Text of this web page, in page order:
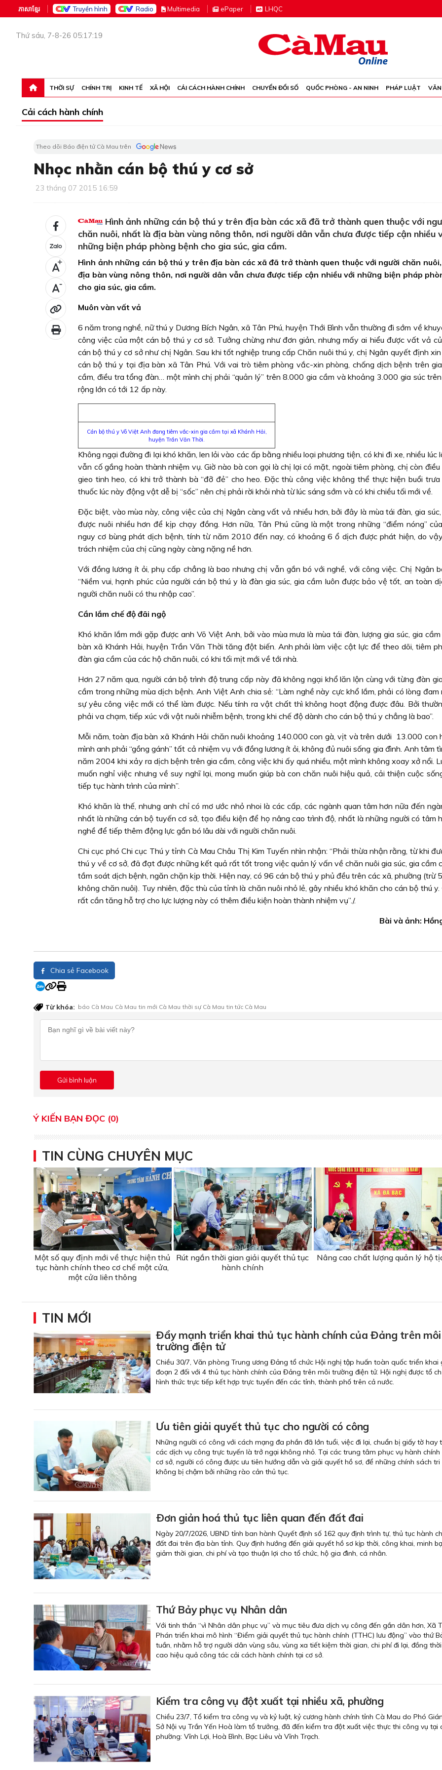
ភាសាខ្មែរ Truyền hình Radio Multimedia ePaper LHQC
Thứ sáu, 7-8-26 05:17:19
THỜI SỰ CHÍNH TRỊ KINH TẾ XÃ HỘI CẢI CÁCH HÀNH CHÍNH CHUYỂN ĐỔI SỐ QUỐC PHÒNG - AN NINH PHÁP LUẬT
Cải cách hành chính
Theo dõi Báo điện tử Cà Mau trên
Nhọc nhằn cán bộ thú y cơ sở
23 tháng 07 2015 16:59
+
-
Hình ảnh những cán bộ thú y trên địa bàn các xã đã trở thành quen thuộc với
chăn nuôi, nhất là địa bàn vùng nông thôn, nơi người dân vẫn chưa được tiếp cận nhiều
những biện pháp phòng bệnh cho gia súc, gia cầm.
Hình ảnh những cán bộ thú y trên địa bàn các xã đã trở thành quen thuộc với người chăn
địa bàn vùng nông thôn, nơi người dân vẫn chưa được tiếp cận nhiều với những biện pháp
cho gia súc, gia cầm.
Muôn vàn vất vả
6 năm trong nghề, nữ thú y Dương Bích Ngân, xã Tân Phú, huyện Thới Bình vẫn thường đi sớm về
công việc của một cán bộ thú y cơ sở. Tưởng chừng như đơn giản, nhưng mấy ai hiểu được vất vả
cán bộ thú y cơ sở như chị Ngân. Sau khi tốt nghiệp trung cấp Chăn nuôi thú y, chị Ngân quyết định
cán bộ thú y tại địa bàn xã Tân Phú. Với vai trò tiêm phòng vắc-xin phòng, chống dịch bệnh trên
cầm, điều tra tổng đàn… một mình chị phải “quản lý” trên 8.000 gia cầm và khoảng 3.000 gia súc
rộng lớn có tới 12 ấp này.
Cán bộ thú y Võ Việt Anh đang tiêm vắc-xin gia cầm tại xã Khánh Hải,
huyện Trần Văn Thời.
Không ngại đường đi lại khó khăn, len lỏi vào các ấp bằng nhiều loại phương tiện, có khi đi xe, nhiều lúc
vẫn cố gắng hoàn thành nhiệm vụ. Giờ nào bà con gọi là chị lại có mặt, ngoài tiêm phòng, chị còn
gieo tinh heo, có khi trở thành bà “đỡ đẻ” cho heo. Ðặc thù công việc không thể thực hiện buổi
thuốc lúc này động vật dễ bị “sốc” nên chị phải rời khỏi nhà từ lúc sáng sớm và có khi chiều tối mới về.
Ðặc biệt, vào mùa này, công việc của chị Ngân càng vất vả nhiều hơn, bởi đây là mùa tái đàn, gia
được nuôi nhiều hơn để kịp chạy đồng. Hơn nữa, Tân Phú cũng là một trong những “điểm nóng”
nguy cơ bùng phát dịch bệnh, tính từ năm 2010 đến nay, có khoảng 6 ổ dịch được phát hiện, do
trách nhiệm của chị cũng ngày càng nặng nề hơn.
Với đồng lương ít ỏi, phụ cấp chẳng là bao nhưng chị vẫn gắn bó với nghề, với công việc. Chị Ngân
“Niềm vui, hạnh phúc của người cán bộ thú y là đàn gia súc, gia cầm luôn được bảo vệ tốt, an toàn
người chăn nuôi có thu nhập cao”.
Cần lắm chế độ đãi ngộ
Khó khăn lắm mới gặp được anh Võ Việt Anh, bởi vào mùa mưa là mùa tái đàn, lượng gia súc, gia
bàn xã Khánh Hải, huyện Trần Văn Thời tăng đột biến. Anh phải làm việc cật lực để theo dõi, tiêm
đàn gia cầm của các hộ chăn nuôi, có khi tối mịt mới về tới nhà.
Hơn 27 năm qua, người cán bộ trình độ trung cấp này đã không ngại khổ lăn lộn cùng với từng đàn
cầm trong những mùa dịch bệnh. Anh Việt Anh chia sẻ: “Làm nghề này cực khổ lắm, phải có lòng
sự yêu công việc mới có thể làm được. Nếu tính ra vật chất thì không hoạt động được đâu. Bởi
phải va chạm, tiếp xúc với vật nuôi nhiễm bệnh, trong khi chế độ dành cho cán bộ thú y chẳng là bao”.
Mỗi năm, toàn địa bàn xã Khánh Hải chăn nuôi khoảng 140.000 con gà, vịt và trên dưới 13.000 con
mình anh phải “gồng gánh” tất cả nhiệm vụ với đồng lương ít ỏi, không đủ nuôi sống gia đình. Anh tâm
năm 2004 khi xảy ra dịch bệnh trên gia cầm, công việc khi ấy quá nhiều, một mình không xoay xở nổi.
muốn nghỉ việc nhưng về suy nghĩ lại, mong muốn giúp bà con chăn nuôi hiệu quả, cải thiện cuộc
tiếp tục hành trình của mình”.
Khó khăn là thế, nhưng anh chỉ có mơ ước nhỏ nhoi là các cấp, các ngành quan tâm hơn nữa đến
nhất là những cán bộ tuyến cơ sở, tạo điều kiện để họ nâng cao trình độ, nhất là những người có tâm
nghề để tiếp thêm động lực gắn bó lâu dài với người chăn nuôi.
Chi cục phó Chi cục Thú y tỉnh Cà Mau Châu Thị Kim Tuyến nhìn nhận: “Phải thừa nhận rằng, từ khi
thú y về cơ sở, đã đạt được những kết quả rất tốt trong việc quản lý vấn về chăn nuôi gia súc, gia cầm
tầm soát dịch bệnh, ngăn chặn kịp thời. Hiện nay, có 96 cán bộ thú y phủ đều trên các xã, phường (trừ
không chăn nuôi). Tuy nhiên, đặc thù của tỉnh là chăn nuôi nhỏ lẻ, gây nhiều khó khăn cho cán bộ thú y.
rất cần tăng hỗ trợ cho lực lượng này có thêm điều kiện hoàn thành nhiệm vụ”./.
Bài và ảnh:
Chia sẻ Facebook
Từ khóa: báo Cà Mau Cà Mau tin mới Cà Mau thời sự Cà Mau tin tức Cà Mau
Ý KIẾN BẠN ĐỌC (0)
TIN CÙNG CHUYÊN MỤC
Một số quy định mới về thực hiện thủ
tục hành chính theo cơ chế một cửa,
một cửa liên thông
Rút ngắn thời gian giải quyết thủ tục
hành chính
Nâng cao chất lượng quản lý hộ
TIN MỚI
Đẩy mạnh triển khai thủ tục hành chính của Đảng trên môi
trường điện tử
Chiều 30/7, Văn phòng Trung ương Đảng tổ chức Hội nghị tập huấn toàn quốc triển khai
đoạn 2 đối với 4 thủ tục hành chính của Đảng trên môi trường điện tử. Hội nghị được tổ
hình thức trực tiếp kết hợp trực tuyến đến các tỉnh, thành phố trên cả nước.
Ưu tiên giải quyết thủ tục cho người có công
Những người có công với cách mạng đa phần đã lớn tuổi, việc đi lại, chuẩn bị giấy tờ hay
các dịch vụ công trực tuyến là trở ngại không nhỏ. Tại các trung tâm phục vụ hành
cơ sở, người có công được ưu tiên hướng dẫn và giải quyết hồ sơ, để những chính sách tri
không bị chậm bởi những rào cản thủ tục.
Ðơn giản hoá thủ tục liên quan đến đất đai
Ngày 20/7/2026, UBND tỉnh ban hành Quyết định số 162 quy định trình tự, thủ tục hành
đất đai trên địa bàn tỉnh. Quy định hướng đến giải quyết hồ sơ kịp thời, công khai, minh
giảm thời gian, chi phí và tạo thuận lợi cho tổ chức, hộ gia đình, cá nhân.
Thứ Bảy phục vụ Nhân dân
Với tinh thần “vì Nhân dân phục vụ” và mục tiêu đưa dịch vụ công đến gần dân hơn, Xã
Phán triển khai mô hình “Điểm giải quyết thủ tục hành chính (TTHC) lưu động” vào thứ
tuần, nhằm hỗ trợ người dân vùng sâu, vùng xa tiết kiệm thời gian, chi phí đi lại, đồng
cao hiệu quả công tác cải cách hành chính tại cơ sở.
Kiểm tra công vụ đột xuất tại nhiều xã, phường
Chiều 23/7, Tổ kiểm tra công vụ và kỷ luật, kỷ cương hành chính tỉnh Cà Mau do Phó
Sở Nội vụ Trần Yến Hoà làm tổ trưởng, đã đến kiểm tra đột xuất việc thực thi công vụ tại
phường: Vĩnh Lợi, Hoà Bình, Bạc Liêu và Vĩnh Trạch.